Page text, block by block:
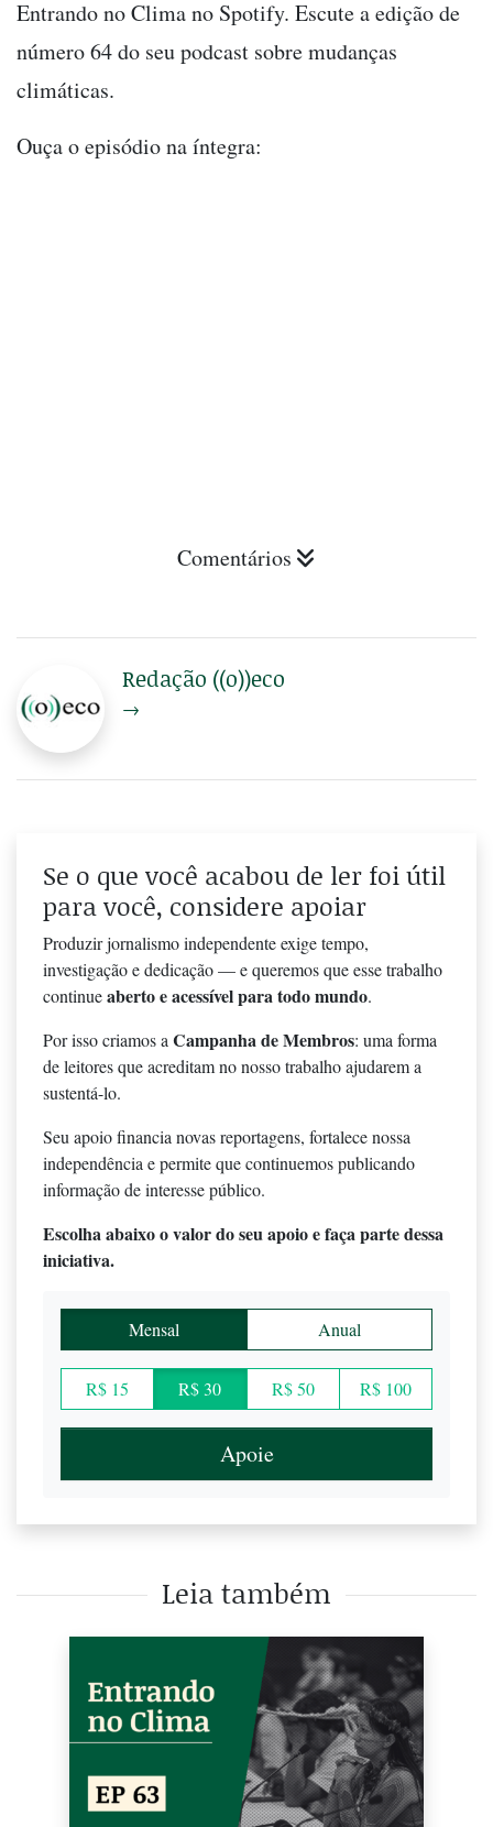
Entrando no Clima no Spotify. Escute a edição de
número 64 do seu podcast sobre mudanças
climáticas.
Ouça o episódio na íntegra:
Comentários
Redação ((o))eco
→
Se o que você acabou de ler foi útil
para você, considere apoiar
Produzir jornalismo independente exige tempo,
investigação e dedicação — e queremos que esse trabalho
continueaberto e acessível para todo mundo.
Por isso criamos a Campanha de Membros: uma forma
de leitores que acreditam no nosso trabalho ajudarem a
sustentá-lo.
Seu apoio financia novas reportagens, fortalece nossa
independência e permite que continuemos publicando
informação de interesse público.
Escolha abaixo o valor do seu apoio e faça parte dessa
iniciativa.
Mensal Anual
R$ 15 R$ 30 R$ 50 R$ 100
Apoie
Leia também